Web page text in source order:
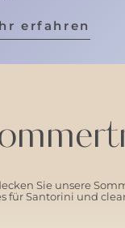
erfahren
Sie unsere
für Santorini und